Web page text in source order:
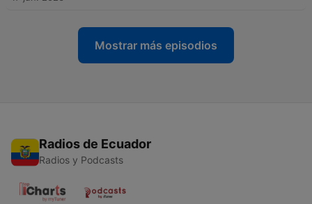
Mostrar más episodios
Radios de Ecuador
Radios y Podcasts